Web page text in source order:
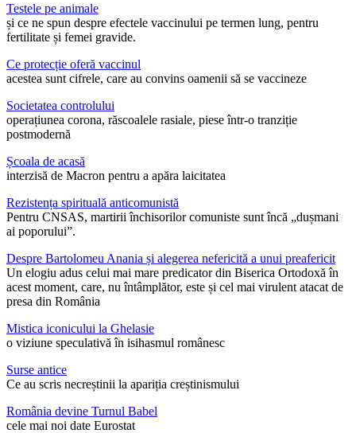
Testele pe animale
și ce ne spun despre efectele vaccinului pe termen lung, pentru
fertilitate și femei gravide.
Ce protecție oferă vaccinul
acestea sunt cifrele, care au convins oamenii să se vaccineze
Societatea controlului
operațiunea corona, răscoalele rasiale, piese într-o tranziție
postmodernă
Școala de acasă
interzisă de Macron pentru a apăra laicitatea
Rezistența spirituală anticomunistă
Pentru CNSAS, martirii închisorilor comuniste sunt încă „dușmani
ai poporului”.
Despre Bartolomeu Anania și alegerea nefericită a unui preafericit
Un elogiu adus celui mai mare predicator din Biserica Ortodoxă în
acest moment, care, nu întâmplător, este și cel mai virulent atacat de
presa din România
Mistica iconicului la Ghelasie
o viziune speculativă în isihasmul românesc
Surse antice
Ce au scris necreștinii la apariția creștinismului
România devine Turnul Babel
cele mai noi date Eurostat